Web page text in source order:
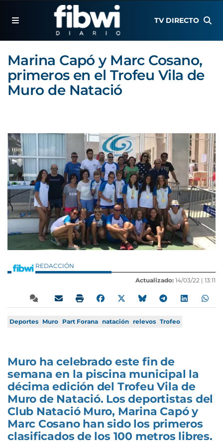
TV DIRECTO
Marina Capó y Marc Cosano,
primeros en el Trofeu Vila de
Muro de Natació
REDACCIÓN
Actualizado: 14/03/22 | 13:11
Deportes Muro Part Forana natación relevos Trofeo
Muro ha celebrado este fin de
semana en la piscina municipal la
décima edición del Trofeu Vila de
Muro de Natació. Los deportistas del
Club Natació Muro, Marina Capó y
Marc Cosano han sido los primeros
clasificados de los 100 metros libres.